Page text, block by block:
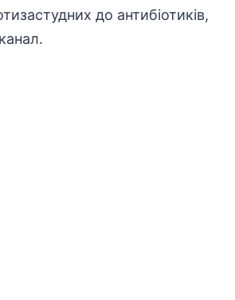
до антибіотиків,
.